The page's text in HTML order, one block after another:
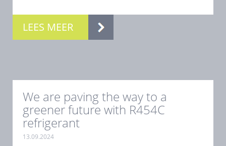
LEES MEER
We are paving the way to a
greener future with R454C
refrigerant
13.09.2024